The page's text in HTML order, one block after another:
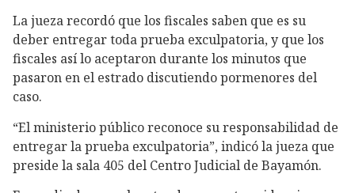
La jueza recordó que los fiscales saben que es su
deber entregar toda prueba exculpatoria, y que los
fiscales así lo aceptaron durante los minutos que
pasaron en el estrado discutiendo pormenores del
caso.
“El ministerio público reconoce su responsabilidad de
entregar la prueba exculpatoria”, indicó la jueza que
preside la sala 405 del Centro Judicial de Bayamón.